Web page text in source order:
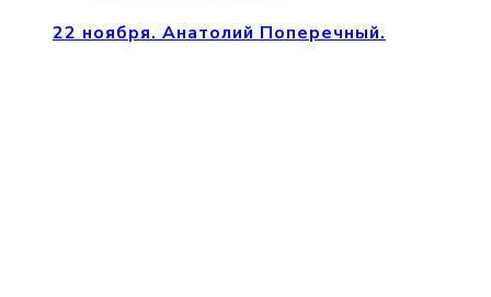
22 ноября. Анатолий Поперечный.